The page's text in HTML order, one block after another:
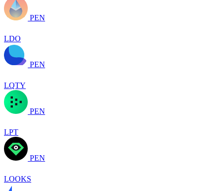
PEN
LDO
PEN
LQTY
PEN
LPT
PEN
LOOKS